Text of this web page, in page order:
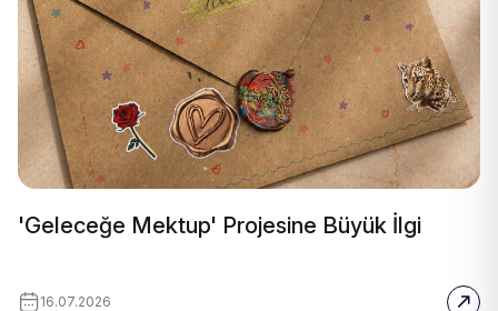
'Geleceğe Mektup' Projesine Büyük İlgi
16.07.2026